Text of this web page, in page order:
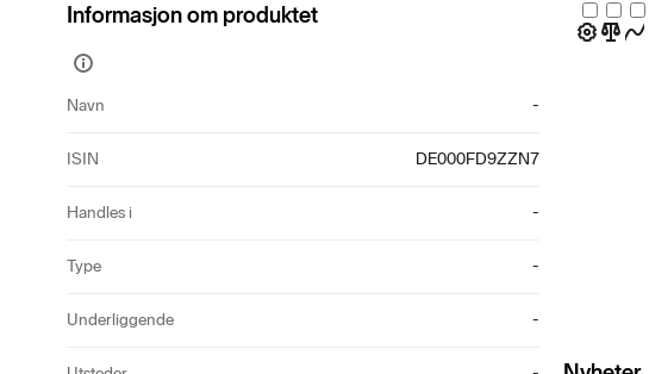
Informasjon om produktet
Vis
informasjon
Navn -
ISIN DE000FD9ZZN7
Handles i -
Type -
Underliggende -